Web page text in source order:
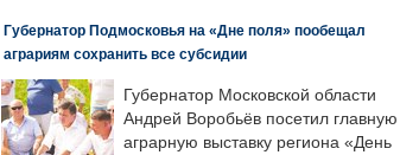
Губернатор Подмосковья на «Дне поля» пообещал
аграриям сохранить все субсидии
Губернатор Московской области
Андрей Воробьёв посетил главную
аграрную выставку региона «День